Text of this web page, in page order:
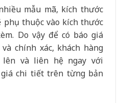
mẫu mã, kích thước
phụ thuộc vào kích thước
Do vậy để có báo giá
chính xác, khách hàng
lên và liên hệ ngay với
giá chi tiết trên từng bản